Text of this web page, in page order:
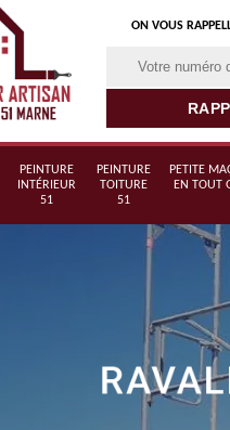
ON VOUS
PEINTURE
INTÉRIEUR
51
PEINTURE
TOITURE
51
PETITE
EN TOUT